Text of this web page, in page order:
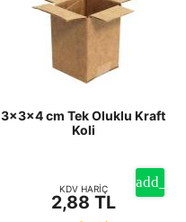
3x3x4 cm Tek Oluklu Kraft
Koli
KDV HARİÇ
2,88 TL